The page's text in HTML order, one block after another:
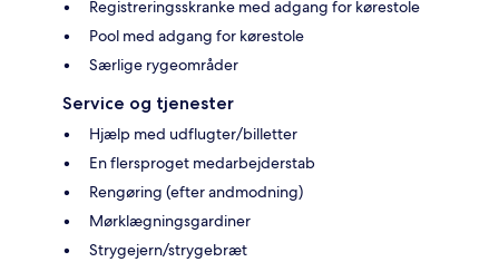
Registreringsskranke med adgang for kørestole
Pool med adgang for kørestole
Særlige rygeområder
Service og tjenester
Hjælp med udflugter/billetter
En flersproget medarbejderstab
Rengøring (efter andmodning)
Mørklægningsgardiner
Strygejern/strygebræt